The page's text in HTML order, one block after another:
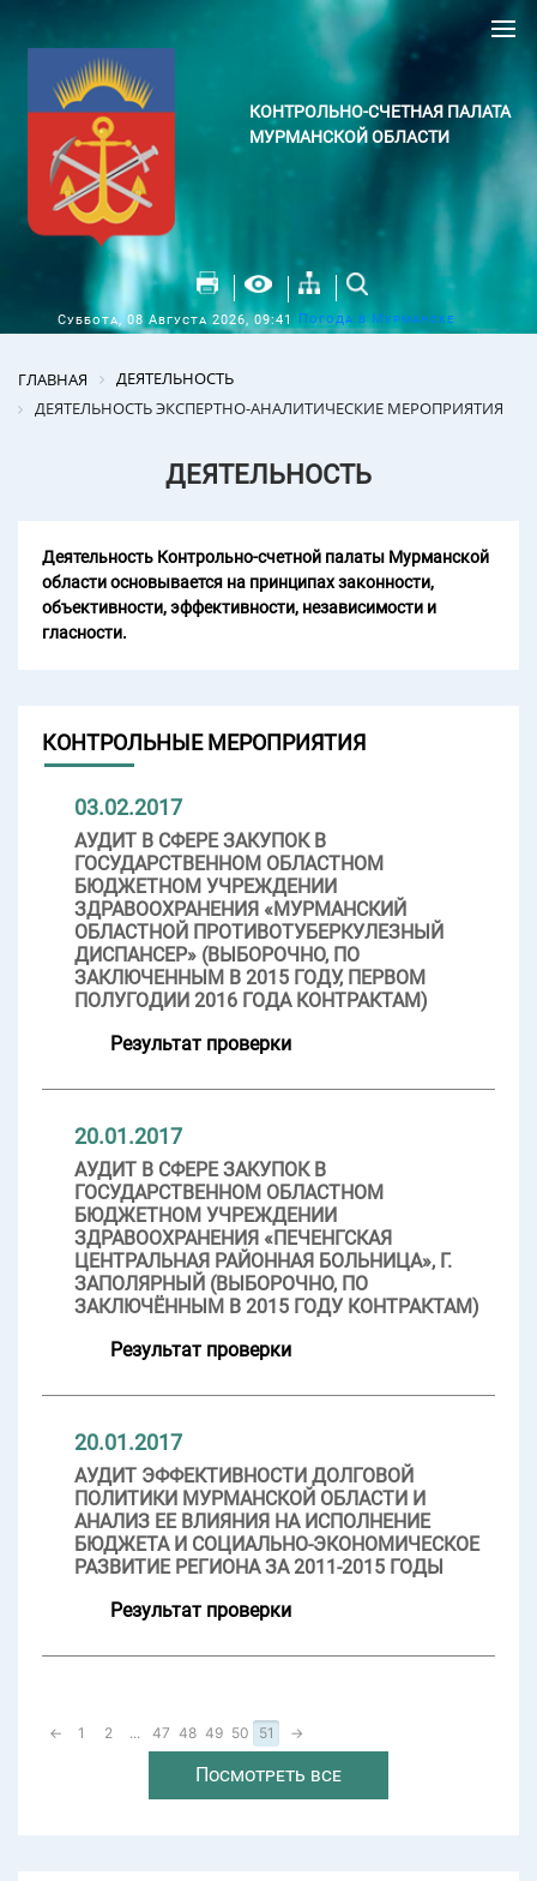
КОНТРОЛЬНО-СЧЕТНАЯ ПАЛАТА
МУРМАНСКОЙ ОБЛАСТИ
Суббота, 08 Августа 2026, 09:41 Погода в Мурманске
ГЛАВНАЯ
ДЕЯТЕЛЬНОСТЬ
ДЕЯТЕЛЬНОСТЬ ЭКСПЕРТНО-АНАЛИТИЧЕСКИЕ МЕРОПРИЯТИЯ
ДЕЯТЕЛЬНОСТЬ
Деятельность Контрольно-счетной палаты Мурманской
области основывается на принципах законности,
объективности, эффективности, независимости и
гласности.
КОНТРОЛЬНЫЕ МЕРОПРИЯТИЯ
03.02.2017
АУДИТ В СФЕРЕ ЗАКУПОК В
ГОСУДАРСТВЕННОМ ОБЛАСТНОМ
БЮДЖЕТНОМ УЧРЕЖДЕНИИ
ЗДРАВООХРАНЕНИЯ «МУРМАНСКИЙ
ОБЛАСТНОЙ ПРОТИВОТУБЕРКУЛЕЗНЫЙ
ДИСПАНСЕР» (ВЫБОРОЧНО, ПО
ЗАКЛЮЧЕННЫМ В 2015 ГОДУ, ПЕРВОМ
ПОЛУГОДИИ 2016 ГОДА КОНТРАКТАМ)
Результат проверки
20.01.2017
АУДИТ В СФЕРЕ ЗАКУПОК В
ГОСУДАРСТВЕННОМ ОБЛАСТНОМ
БЮДЖЕТНОМ УЧРЕЖДЕНИИ
ЗДРАВООХРАНЕНИЯ «ПЕЧЕНГСКАЯ
ЦЕНТРАЛЬНАЯ РАЙОННАЯ БОЛЬНИЦА», Г.
ЗАПОЛЯРНЫЙ (ВЫБОРОЧНО, ПО
ЗАКЛЮЧЁННЫМ В 2015 ГОДУ КОНТРАКТАМ)
Результат проверки
20.01.2017
АУДИТ ЭФФЕКТИВНОСТИ ДОЛГОВОЙ
ПОЛИТИКИ МУРМАНСКОЙ ОБЛАСТИ И
АНАЛИЗ ЕЕ ВЛИЯНИЯ НА ИСПОЛНЕНИЕ
БЮДЖЕТА И СОЦИАЛЬНО-ЭКОНОМИЧЕСКОЕ
РАЗВИТИЕ РЕГИОНА ЗА 2011-2015 ГОДЫ
Результат проверки
← 1 2 ... 47 48 49 50 51 →
Посмотреть все